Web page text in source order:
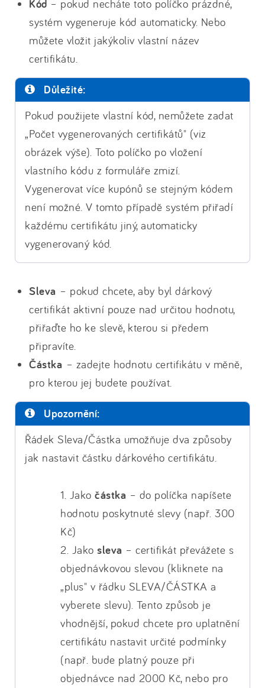
Kód – pokud necháte toto políčko prázdné,
systém vygeneruje kód automaticky. Nebo
můžete vložit jakýkoliv vlastní název
certifikátu.
Důležité:
Pokud použijete vlastní kód, nemůžete zadat
„Počet vygenerovaných certifikátů" (viz
obrázek výše). Toto políčko po vložení
vlastního kódu z formuláře zmizí.
Vygenerovat více kupónů se stejným kódem
není možné. V tomto případě systém přiřadí
každému certifikátu jiný, automaticky
vygenerovaný kód.
Sleva – pokud chcete, aby byl dárkový
certifikát aktivní pouze nad určitou hodnotu,
přiřaďte ho ke slevě, kterou si předem
připravíte.
Částka – zadejte hodnotu certifikátu v měně,
pro kterou jej budete používat.
Upozornění:
Řádek Sleva/Částka umožňuje dva způsoby
jak nastavit částku dárkového certifikátu.
1. Jako částka – do políčka napíšete
hodnotu poskytnuté slevy (např. 300
Kč)
2. Jako sleva – certifikát převážete s
objednávkovou slevou (kliknete na
„plus" v řádku SLEVA/ČÁSTKA a
vyberete slevu). Tento způsob je
vhodnější, pokud chcete pro uplatnění
certifikátu nastavit určité podmínky
(např. bude platný pouze při
objednávce nad 2000 Kč, nebo pro